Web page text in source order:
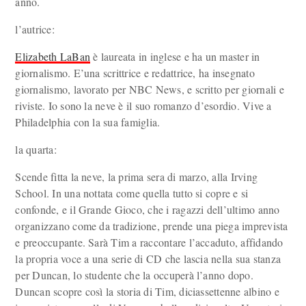
l’autrice:
Elizabeth LaBan è laureata in inglese e ha un master in
giornalismo. E’una scrittrice e redattrice, ha insegnato
giornalismo, lavorato per NBC News, e scritto per giornali e
riviste. Io sono la neve è il suo romanzo d’esordio. Vive a
Philadelphia con la sua famiglia.
la quarta:
Scende fitta la neve, la prima sera di marzo, alla Irving
School. In una nottata come quella tutto si copre e si
confonde, e il Grande Gioco, che i ragazzi dell’ultimo anno
organizzano come da tradizione, prende una piega imprevista
e preoccupante. Sarà Tim a raccontare l’accaduto, affidando
la propria voce a una serie di CD che lascia nella sua stanza
per Duncan, lo studente che la occuperà l’anno dopo.
Duncan scopre così la storia di Tim, diciassettenne albino e